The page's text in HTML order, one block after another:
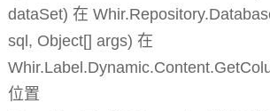
dataSet) 在
sql, Object[] args) 在
位置